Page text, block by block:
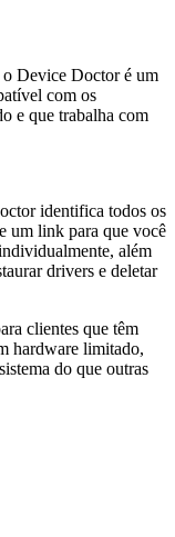
o Device Doctor é um
com os
e que trabalha com
identifica todos os
um link para que você
além
drivers e deletar
clientes que têm
hardware limitado,
do que outras